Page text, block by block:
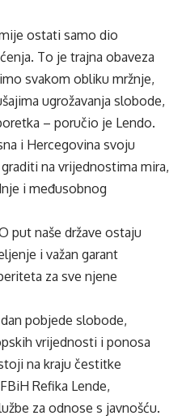
ostati samo dio
To je trajna obaveza
svakom obliku mržnje,
ugrožavanja slobode,
– poručio je Lendo.
i Hercegovina svoju
na vrijednostima mira,
i međusobnog
put naše države ostaju
i važan garant
za sve njene
pobjede slobode,
vrijednosti i ponosa
na kraju čestitke
Refika Lende,
za odnose s javnošću.